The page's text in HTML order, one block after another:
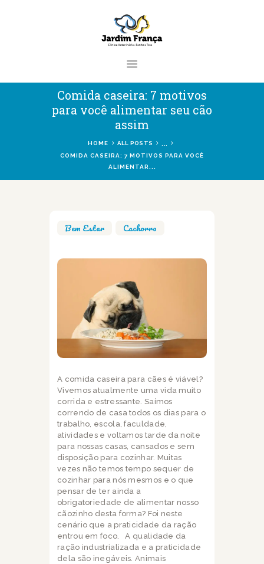
Comida caseira: 7 motivos
para você alimentar seu cão
assim
HOME ALL POSTS
COMIDA CASEIRA: 7 MOTIVOS PARA VOCÊ
ALIMENTAR...
CLÍNICA VETERINÁRIA JARDIM
FRANÇA | ZONA NORTE DE SÃO
PAULO
São Paulo
HOME
BLOG
Bem Estar Cachorro
A comida caseira para cães é viável?
Vivemos atualmente uma vida muito
corrida e estressante. Saímos
correndo de casa todos os dias para o
trabalho, escola, faculdade,
atividades e voltamos tarde da noite
para nossas casas, cansados e sem
disposição para cozinhar. Muitas
vezes não temos tempo sequer de
cozinhar para nós mesmos e o que
pensar de ter ainda a
obrigatoriedade de alimentar nosso
cãozinho desta forma? Foi neste
cenário que a praticidade da ração
entrou em foco. A qualidade da
ração industrializada e a praticidade
dela são inegáveis. Animais